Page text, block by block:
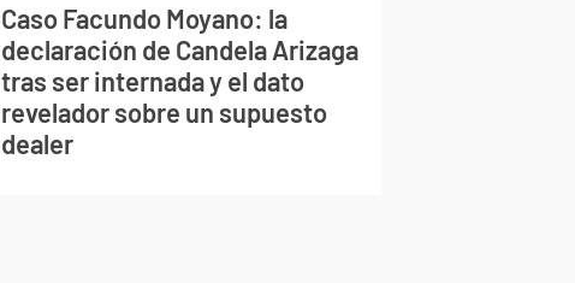
Caso Facundo Moyano: la
declaración de Candela Arizaga
tras ser internada y el dato
revelador sobre un supuesto
dealer